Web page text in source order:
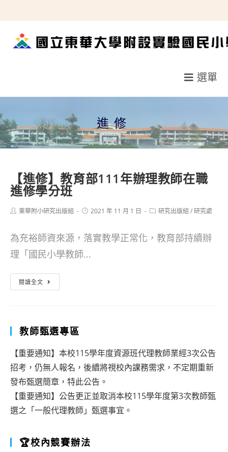
轉
選單
進修
【進修】教育部111年辦理教師在職
進修學分班
Post東華附小研究出版組
Post2021 年 11 月 1 日
Post研究出版組 /研究處
為充裕師資來源，落實教學正常化，教育部持續辦
理「國民小學教師...
閱讀全文
育
111
年
辦
理
師
教師甄選專區
【重要通知】本校115學年度資源班代理教師業經3次公告
招考，仍無人報名，後續將視校內課務需求，不定期重新
發布甄選簡章，特此公告。
【重要通知】公告更正並取消本校115學年度第3次教師甄
選之「一般代理教師」甄選事宜。
🏆校內競賽辦法